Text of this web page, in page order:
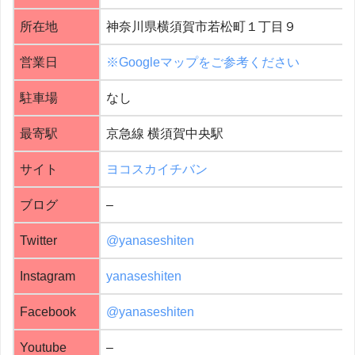
所在地 神奈川県横須賀市若松町１丁目９
営業日 ※Googleマップをご参考ください
駐車場 なし
最寄駅 京急線 横須賀中央駅
サイト ヨコスカイチバン
ブログ –
Twitter @yanaseshiten
Instagram yanaseshiten
Facebook @yanaseshiten
Youtube –